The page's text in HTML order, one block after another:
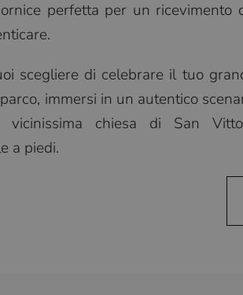
perfetta per un ricevimento
scegliere di celebrare il tuo
immersi in un autentico
vicinissima chiesa di San
a piedi.